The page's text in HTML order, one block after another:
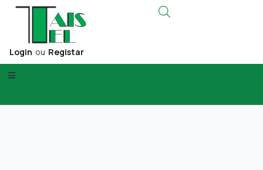
Login ou Registar